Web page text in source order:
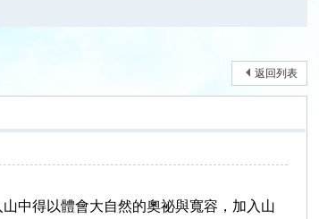
返回列表
得以體會大自然的奧祕與寬容，加入山